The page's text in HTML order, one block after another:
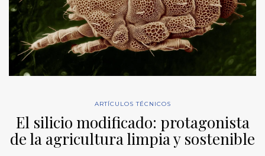
ARTÍCULOS TÉCNICOS
El silicio modificado: protagonista
de la agricultura limpia y sostenible